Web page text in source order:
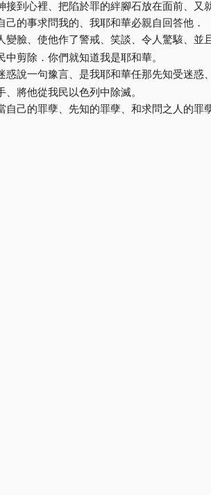
接到心裡、把陷於罪的絆腳石放在面前、又
己的事求問我的、我耶和華必親自回答他．
變臉、使他作了警戒、笑談、令人驚駭、並
中剪除．你們就知道我是耶和華。
惑說一句豫言、是我耶和華任那先知受迷惑
、將他從我民以色列中除滅。
自己的罪孽、先知的罪孽、和求問之人的罪